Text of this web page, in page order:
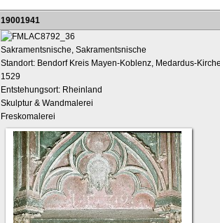
19001941
Sakramentsnische, Sakramentsnische
Standort: Bendorf Kreis Mayen-Koblenz, Medardus-
1529
Entstehungsort: Rheinland
Skulptur & Wandmalerei
Freskomalerei